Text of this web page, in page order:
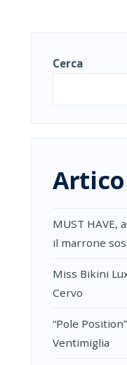
Cerca
MUST HAVE,
il marrone
Miss Bikini
Cervo
“Pole
Ventimiglia